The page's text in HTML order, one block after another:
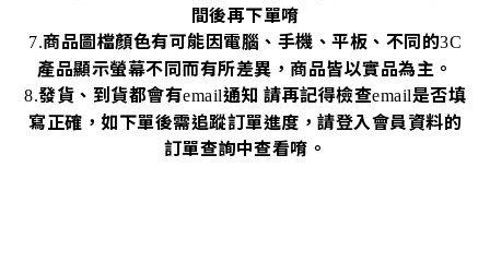
間後再下單唷
7.商品圖檔顏色有可能因電腦、手機、平板、不同的3C
產品顯示螢幕不同而有所差異，商品皆以實品為主。
8.發貨、到貨都會有email通知 請再記得檢查email是否填
寫正確，如下單後需追蹤訂單進度，請登入會員資料的
訂單查詢中查看唷。